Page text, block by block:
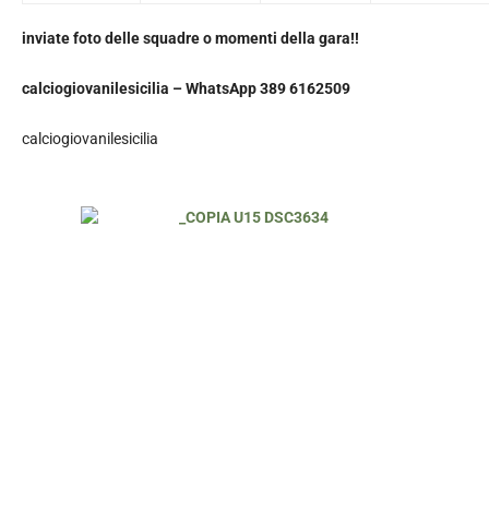
inviate foto delle squadre o momenti della gara!!
calciogiovanilesicilia –WhatsApp 389 6162509
calciogiovanilesicilia